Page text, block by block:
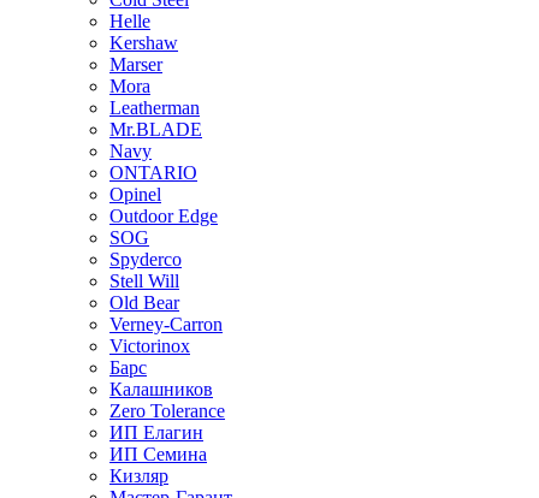
Helle
Kershaw
Marser
Mora
Leatherman
Mr.BLADE
Navy
ONTARIO
Opinel
Outdoor Edge
SOG
Spyderco
Stell Will
Old Bear
Verney-Carron
Victorinox
Барс
Калашников
Zero Tolerance
ИП Елагин
ИП Семина
Кизляр